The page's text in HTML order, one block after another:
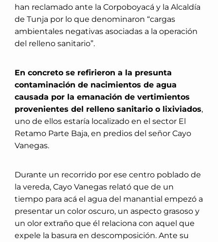
han reclamado ante la Corpoboyacá y la Alcaldía
de Tunja por lo que denominaron “cargas
ambientales negativas asociadas a la operación
del relleno sanitario”.
En concreto se refirieron a la presunta
contaminación de nacimientos de agua
causada por la emanación de vertimientos
provenientes del relleno sanitario o lixiviados,
uno de ellos estaría localizado en el sector El
Retamo Parte Baja, en predios del señor Cayo
Vanegas.
Durante un recorrido por ese centro poblado de
la vereda, Cayo Vanegas relató que de un
tiempo para acá el agua del manantial empezó a
presentar un color oscuro, un aspecto grasoso y
un olor extraño que él relaciona con aquel que
expele la basura en descomposición. Ante su